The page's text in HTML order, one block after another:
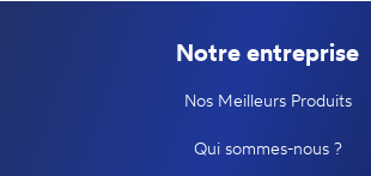
Notre entreprise
Nos Meilleurs Produits
Qui sommes-nous ?